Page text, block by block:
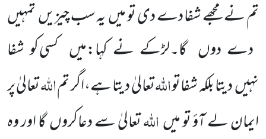
تم نے مجھے شفا دے دی تو میںیہ سب چیزیںتمہیں
دے دوں گا۔لڑکے نے کہا:میں کسی کو شفا
نہیںدیتا بلکہ شفاتواللّٰہتعالیٰدیتا ہے،اگر تماللّٰہتعالیٰ پر
ایمان لے آؤ تو میںاللّٰہتعالیٰ سے دعاکروںگا اور وہ